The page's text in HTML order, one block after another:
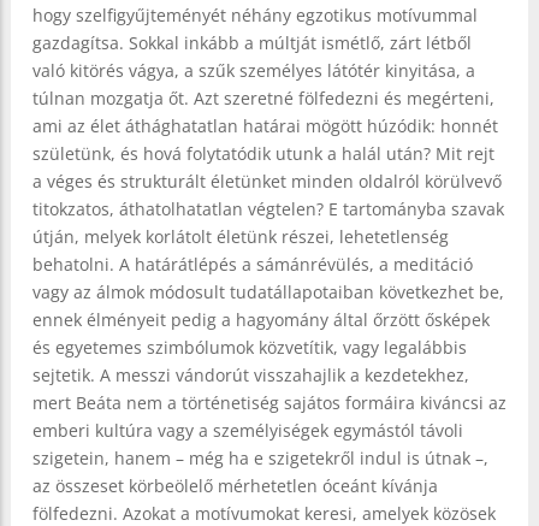
hogy szelfigyűjteményét néhány egzotikus motívummal
gazdagítsa. Sokkal inkább a múltját ismétlő, zárt létből
való kitörés vágya, a szűk személyes látótér kinyitása, a
túlnan mozgatja őt. Azt szeretné fölfedezni és megérteni,
ami az élet áthághatatlan határai mögött húzódik: honnét
születünk, és hová folytatódik utunk a halál után? Mit rejt
a véges és strukturált életünket minden oldalról körülvevő
titokzatos, áthatolhatatlan végtelen? E tartományba szavak
útján, melyek korlátolt életünk részei, lehetetlenség
behatolni. A határátlépés a sámánrévülés, a meditáció
vagy az álmok módosult tudatállapotaiban következhet be,
ennek élményeit pedig a hagyomány által őrzött ősképek
és egyetemes szimbólumok közvetítik, vagy legalábbis
sejtetik. A messzi vándorút visszahajlik a kezdetekhez,
mert Beáta nem a történetiség sajátos formáira kiváncsi az
emberi kultúra vagy a személyiségek egymástól távoli
szigetein, hanem – még ha e szigetekről indul is útnak –,
az összeset körbeölelő mérhetetlen óceánt kívánja
fölfedezni. Azokat a motívumokat keresi, amelyek közösek